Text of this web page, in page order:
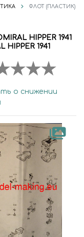
ФЛОТ (ПЛАСТИК)
HIPPER 1941
HIPPER 1941
о снижении